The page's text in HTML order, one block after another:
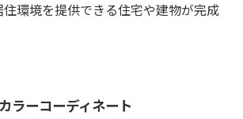
住環境を提供できる住宅や建物が完成
ラーコーディネート